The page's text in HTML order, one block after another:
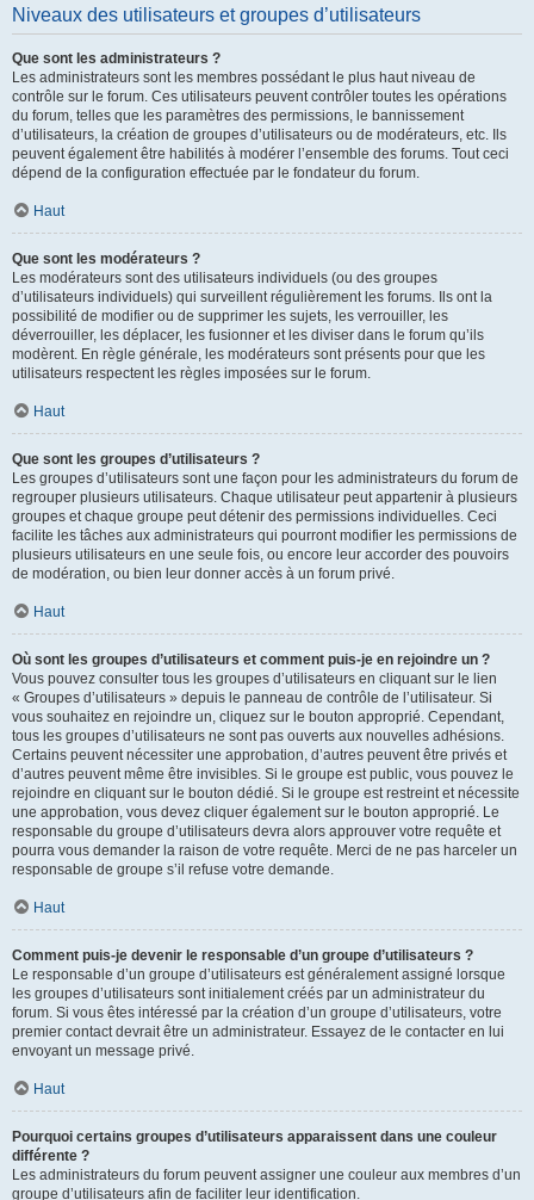
Niveaux des utilisateurs et groupes d’utilisateurs
Que sont les administrateurs ?
Les administrateurs sont les membres possédant le plus haut niveau de
contrôle sur le forum. Ces utilisateurs peuvent contrôler toutes les opérations
du forum, telles que les paramètres des permissions, le bannissement
d’utilisateurs, la création de groupes d’utilisateurs ou de modérateurs, etc. Ils
peuvent également être habilités à modérer l’ensemble des forums. Tout ceci
dépend de la configuration effectuée par le fondateur du forum.
Haut
Que sont les modérateurs ?
Les modérateurs sont des utilisateurs individuels (ou des groupes
d’utilisateurs individuels) qui surveillent régulièrement les forums. Ils ont la
possibilité de modifier ou de supprimer les sujets, les verrouiller, les
déverrouiller, les déplacer, les fusionner et les diviser dans le forum qu’ils
modèrent. En règle générale, les modérateurs sont présents pour que les
utilisateurs respectent les règles imposées sur le forum.
Haut
Que sont les groupes d’utilisateurs ?
Les groupes d’utilisateurs sont une façon pour les administrateurs du forum de
regrouper plusieurs utilisateurs. Chaque utilisateur peut appartenir à plusieurs
groupes et chaque groupe peut détenir des permissions individuelles. Ceci
facilite les tâches aux administrateurs qui pourront modifier les permissions de
plusieurs utilisateurs en une seule fois, ou encore leur accorder des pouvoirs
de modération, ou bien leur donner accès à un forum privé.
Haut
Où sont les groupes d’utilisateurs et comment puis-je en rejoindre un ?
Vous pouvez consulter tous les groupes d’utilisateurs en cliquant sur le lien
« Groupes d’utilisateurs » depuis le panneau de contrôle de l’utilisateur. Si
vous souhaitez en rejoindre un, cliquez sur le bouton approprié. Cependant,
tous les groupes d’utilisateurs ne sont pas ouverts aux nouvelles adhésions.
Certains peuvent nécessiter une approbation, d’autres peuvent être privés et
d’autres peuvent même être invisibles. Si le groupe est public, vous pouvez le
rejoindre en cliquant sur le bouton dédié. Si le groupe est restreint et nécessite
une approbation, vous devez cliquer également sur le bouton approprié. Le
responsable du groupe d’utilisateurs devra alors approuver votre requête et
pourra vous demander la raison de votre requête. Merci de ne pas harceler un
responsable de groupe s’il refuse votre demande.
Haut
Comment puis-je devenir le responsable d’un groupe d’utilisateurs ?
Le responsable d’un groupe d’utilisateurs est généralement assigné lorsque
les groupes d’utilisateurs sont initialement créés par un administrateur du
forum. Si vous êtes intéressé par la création d’un groupe d’utilisateurs, votre
premier contact devrait être un administrateur. Essayez de le contacter en lui
envoyant un message privé.
Haut
Pourquoi certains groupes d’utilisateurs apparaissent dans une couleur
différente ?
Les administrateurs du forum peuvent assigner une couleur aux membres d’un
groupe d’utilisateurs afin de faciliter leur identification.